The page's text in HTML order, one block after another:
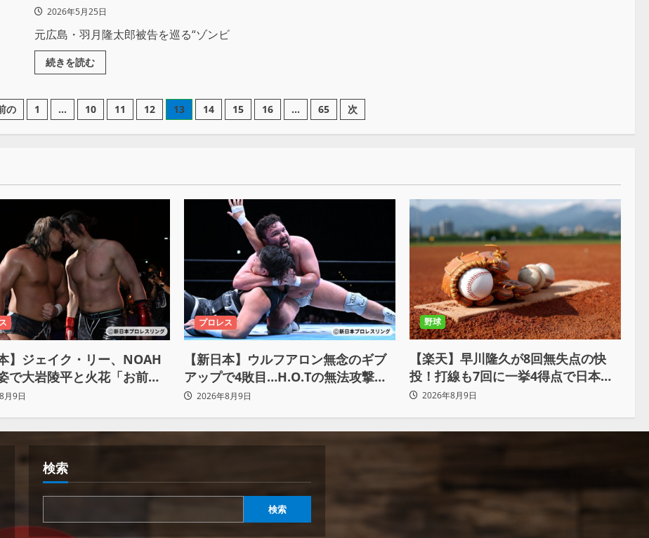
2026年5月25日
元広島・羽月隆太郎被告を巡る“ゾンビ
続きを読む
の 1 … 10 11 12 13 14 15 16 … 65 次
】ジェイク・リー、NOAH
で大岩陵平と火花「お前の
、忘れてたもの思い出した
月9日
プロレス
【新日本】ウルフアロン無念のギブ
アップで4敗目…H.O.Tの無法攻撃に
屈す「まだまだ俺自身の力はこんな
2026年8月9日
野球
【楽天】早川隆久が8回無失点の快
投！打線も7回に一挙4得点で日本ハ
ムを完封
2026年8月9日
検索
検索